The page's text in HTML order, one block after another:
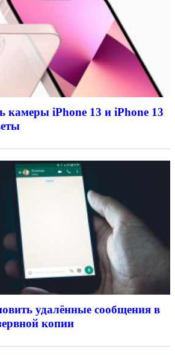
камеры iPhone 13 и iPhone 13
удалённые сообщения в
копии